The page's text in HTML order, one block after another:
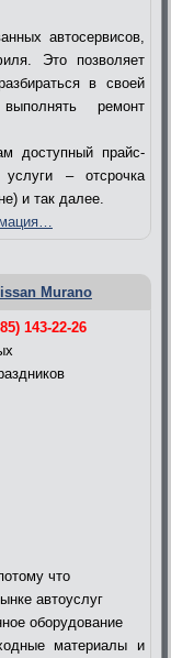
автосервисов,
Это позволяет
в своей
ремонт
доступный прайс-
– отсрочка
и так далее.
Murano
143-22-26
что
автоуслуг
оборудование
материалы и